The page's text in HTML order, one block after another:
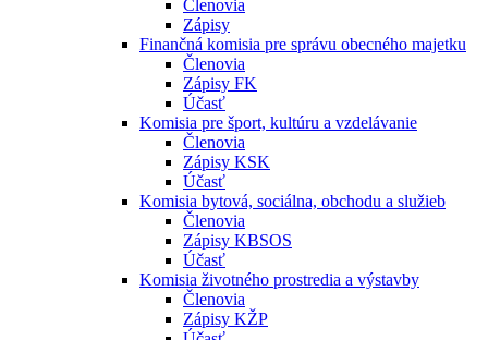
Členovia
Zápisy
Finančná komisia pre správu obecného majetku
Členovia
Zápisy FK
Účasť
Komisia pre šport, kultúru a vzdelávanie
Členovia
Zápisy KSK
Účasť
Komisia bytová, sociálna, obchodu a služieb
Členovia
Zápisy KBSOS
Účasť
Komisia životného prostredia a výstavby
Členovia
Zápisy KŽP